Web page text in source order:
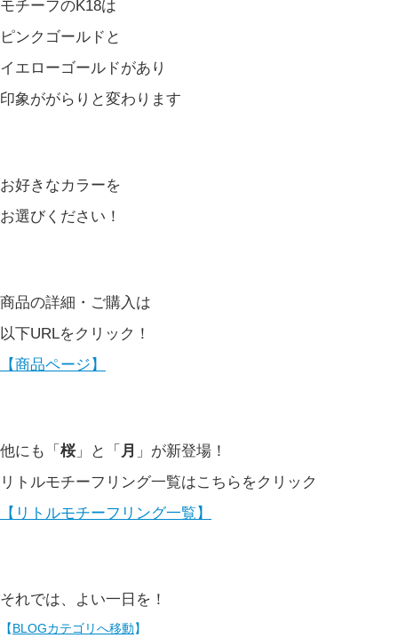
モチーフのK18は
ピンクゴールドと
イエローゴールドがあり
印象ががらりと変わります
お好きなカラーを
お選びください！
商品の詳細・ご購入は
以下URLをクリック！
【商品ページ】
他にも「桜」と「 月 」が新登場！
リトルモチーフリング一覧はこちらをクリック
【リトルモチーフリング一覧】
それでは、よい一日を！
【BLOGカテゴリへ移動】